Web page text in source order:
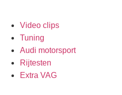
Video clips
Tuning
Audi motorsport
Rijtesten
Extra VAG